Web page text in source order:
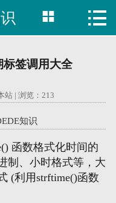
 首页
行业资讯
关于我们
 
签调用大全
站 | 浏览： 213
知识
函数格式化时间的
制、小时格式等，大
(利用strftime()函数